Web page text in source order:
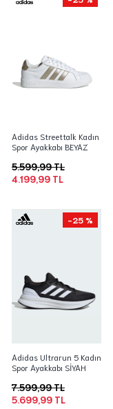
Adidas Streettalk Kadın
Spor Ayakkabı BEYAZ
4.199,99 TL
5.599,99 TL
-25 %
Adidas Ultrarun 5 Kadın
Spor Ayakkabı SİYAH
5.699,99 TL
7.599,99 TL